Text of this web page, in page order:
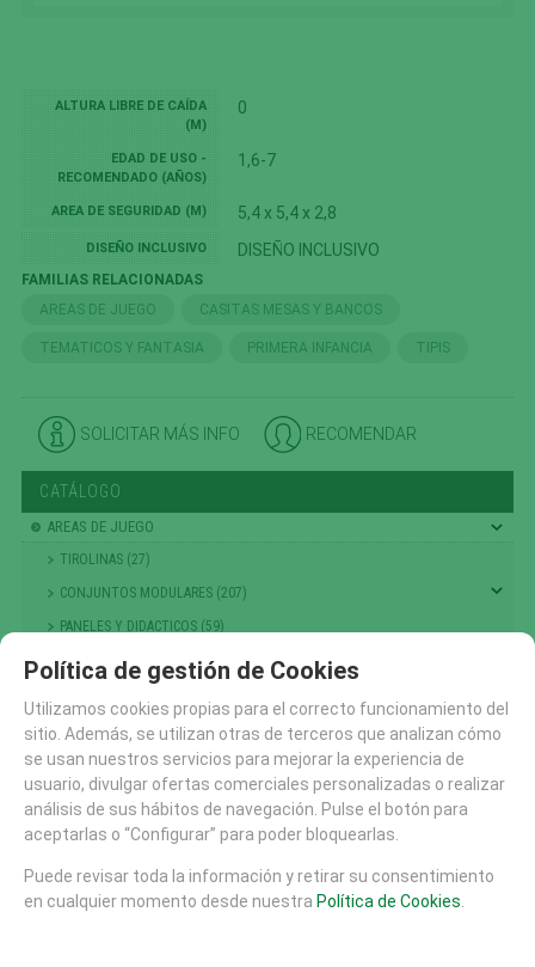
ALTURA LIBRE DE CAÍDA
(M)
0
EDAD DE USO -
RECOMENDADO (AÑOS)
1,6-7
AREA DE SEGURIDAD (M) 5,4 x 5,4 x 2,8
DISEÑO INCLUSIVO DISEÑO INCLUSIVO
FAMILIAS RELACIONADAS
AREAS DE JUEGO
CASITAS MESAS Y BANCOS
TEMATICOS Y FANTASIA PRIMERA INFANCIA TIPIS
SOLICITAR MÁS INFO RECOMENDAR
CATÁLOGO
AREAS DE JUEGO
TIROLINAS (27)
CONJUNTOS MODULARES (207)
PANELES Y DIDACTICOS (59)
TOBOGANES (89)
CASITAS MESAS Y BANCOS (48)
COLUMPIOS (56)
PRIMERA INFANCIA (214)
NIÑOS PEQUEÑOS
GRANDES JUEGOS (14)
Política de gestión de Cookies
Utilizamos cookies propias para el correcto funcionamiento del
sitio. Además, se utilizan otras de terceros que analizan cómo
se usan nuestros servicios para mejorar la experiencia de
usuario, divulgar ofertas comerciales personalizadas o realizar
análisis de sus hábitos de navegación. Pulse el botón para
aceptarlas o “Configurar” para poder bloquearlas.
Puede revisar toda la información y retirar su consentimiento
en cualquier momento desde nuestra Política de Cookies